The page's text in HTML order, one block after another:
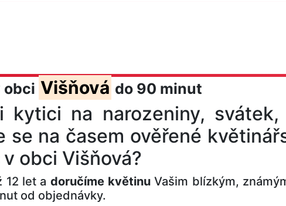
obci Višňová do 90 minut
kytici na narozeniny,
se na časem ověřené
obci Višňová?
12 let a doručíme květinu Vašim blízkým,
od objednávky.